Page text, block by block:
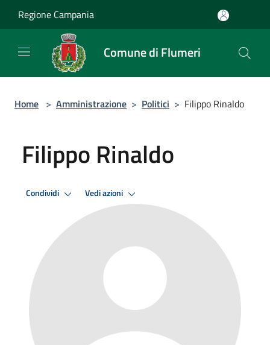
Regione Campania
Comune di Flumeri
Home > Amministrazione > Politici > Filippo Rinaldo
Filippo Rinaldo
Condividi Vedi azioni